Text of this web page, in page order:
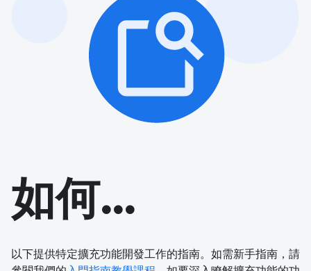
如何...
以下提供特定擴充功能開發工作的指南。如需新手指南，請